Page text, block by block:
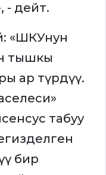
- дейт.
«ШКУнун
тышкы
ар түрдүү.
табуу
бир